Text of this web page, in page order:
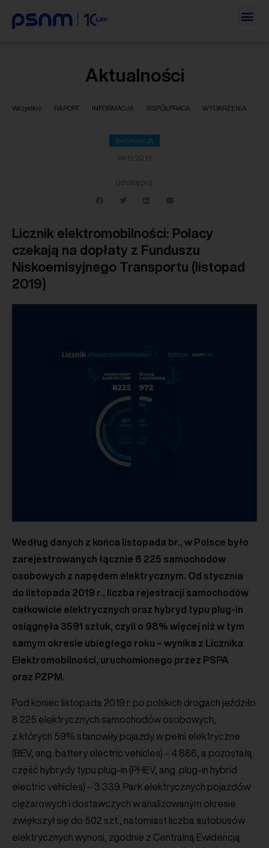
Aktualności
Wszystkie RAPORT INFORMACJA WSPÓŁPRACA WYDARZENIA
INFORMACJA
18/12/2019
Udostępnij:
Licznik elektromobilności: Polacy
czekają na dopłaty z Funduszu
Niskoemisyjnego Transportu (listopad
2019)
Według danych z końca listopada br., w Polsce było
zarejestrowanych łącznie 8 225 samochodów
osobowych z napędem elektrycznym. Od stycznia
do listopada 2019 r., liczba rejestracji samochodów
całkowicie elektrycznych oraz hybryd typu plug-in
osiągnęła 3591 sztuk, czyli o 98% więcej niż w tym
samym okresie ubiegłego roku – wynika z Licznika
Elektromobilności, uruchomionego przez PSPA
oraz PZPM.
Pod koniec listopada 2019 r. po polskich drogach jeździło
8 225 elektrycznych samochodów osobowych,
z których 59% stanowiły pojazdy w pełni elektryczne
(BEV, ang. battery electric vehicles) – 4 886, a pozostałą
część hybrydy typu plug-in (PHEV, ang. plug-in hybrid
electric vehicles) – 3 339. Park elektrycznych pojazdów
ciężarowych i dostawczych w analizowanym okresie
zwiększył się do 502 szt., natomiast liczba autobusów
elektrycznych wynosi, zgodnie z Centralną Ewidencją